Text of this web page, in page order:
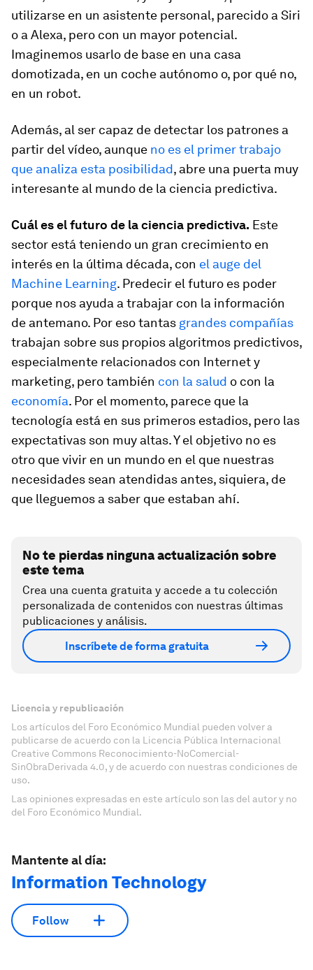
utilizarse en un asistente personal, parecido a Siri
o a Alexa, pero con un mayor potencial.
Imaginemos usarlo de base en una casa
domotizada, en un coche autónomo o, por qué no,
en un robot.
Además, al ser capaz de detectar los patrones a
partir del vídeo, aunque no es el primer trabajo
que analiza esta posibilidad, abre una puerta muy
interesante al mundo de la ciencia predictiva.
Cuál es el futuro de la ciencia predictiva. Este
sector está teniendo un gran crecimiento en
interés en la última década, con el auge del
Machine Learning. Predecir el futuro es poder
porque nos ayuda a trabajar con la información
de antemano. Por eso tantas grandes compañías
trabajan sobre sus propios algoritmos predictivos,
especialmente relacionados con Internet y
marketing, pero también con la salud o con la
economía. Por el momento, parece que la
tecnología está en sus primeros estadios, pero las
expectativas son muy altas. Y el objetivo no es
otro que vivir en un mundo en el que nuestras
necesidades sean atendidas antes, siquiera, de
que lleguemos a saber que estaban ahí.
No te pierdas ninguna actualización sobre
este tema
Crea una cuenta gratuita y accede a tu colección
personalizada de contenidos con nuestras últimas
publicaciones y análisis.
Inscríbete de forma gratuita
Licencia y republicación
Los artículos del Foro Económico Mundial pueden volver a
publicarse de acuerdo con la Licencia Pública Internacional
Creative Commons Reconocimiento-NoComercial-
SinObraDerivada 4.0, y de acuerdo con nuestras condiciones de
uso.
Las opiniones expresadas en este artículo son las del autor y no
del Foro Económico Mundial.
Mantente al día:
Information Technology
Follow